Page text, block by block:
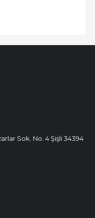
Sok. No. 4 Şişli 34394